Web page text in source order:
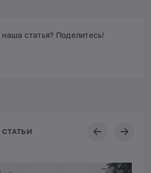
статья? Поделитесь!